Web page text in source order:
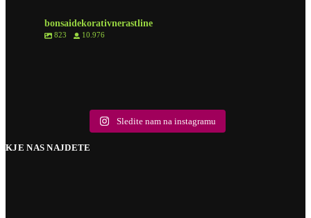
bonsaidekorativnerastline
823 10.976
Sledite nam na instagramu
KJE NAS NAJDETE